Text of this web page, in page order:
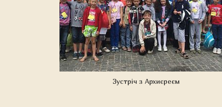
Зустріч з Архиєреєм